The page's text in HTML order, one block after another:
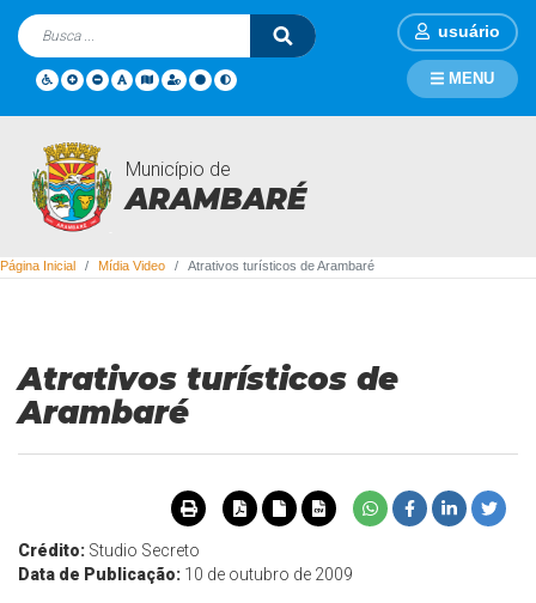
usuário
Município de
ARAMBARÉ
MENU
Mídia Video
Página Inicial Mídia Video Atrativos turísticos de Arambaré
Atrativos turísticos de
Arambaré
Crédito: Studio Secreto
Data de Publicação: 10 de outubro de 2009